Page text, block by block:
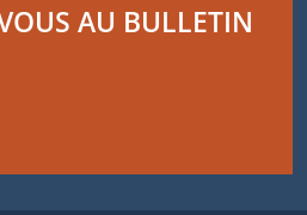
AU BULLETIN